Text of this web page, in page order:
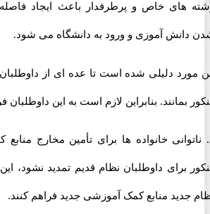
خاص و پرطرفدار باعث ایجاد فاصله
آموزی و ورود به دانشگاه می شود.
دلیلی شده است تا عده ای از داوطلبان
بمانند. بنابراین لازم است به این داوطلبان
خانواده ها برای تأمین مخارج منابع
برای داوطلبان نظام قدیم تمدید نشود، این
منابع کمک آموزشی جدید فراهم کنند.